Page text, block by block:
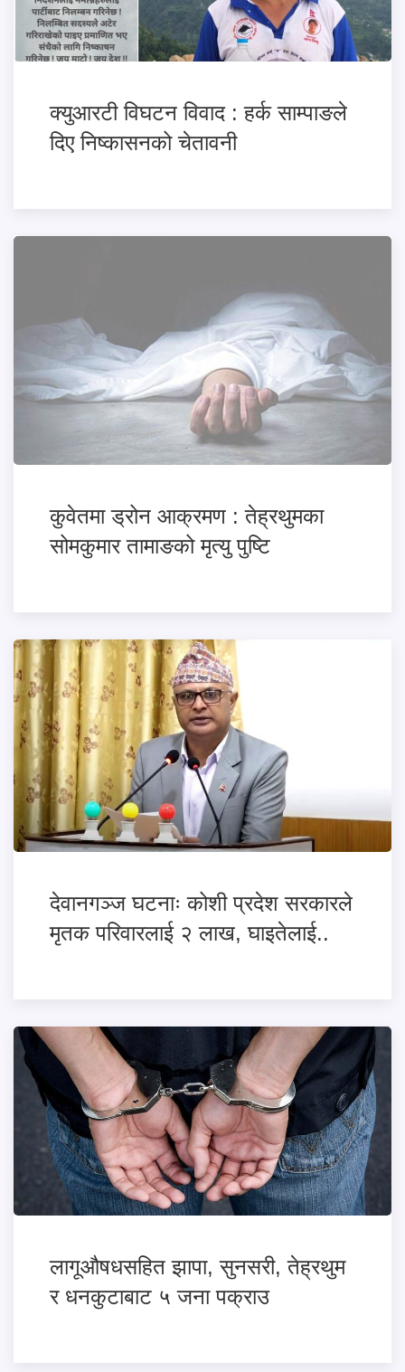
क्युआरटी विघटन विवाद : हर्क साम्पाङले
दिए निष्कासनको चेतावनी
कुवेतमा ड्रोन आक्रमण : तेह्रथुमका
सोमकुमार तामाङको मृत्यु पुष्टि
देवानगञ्ज घटनाः कोशी प्रदेश सरकारले
मृतक परिवारलाई २ लाख, घाइतेलाई..
लागूऔषधसहित झापा, सुनसरी, तेह्रथुम
र धनकुटाबाट ५ जना पक्राउ